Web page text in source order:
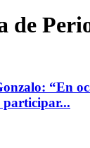
de
“En
participar...